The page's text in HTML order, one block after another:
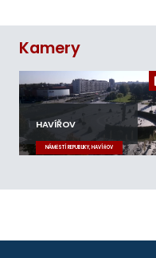
Kamery
HAVÍŘOV
NÁMĚSTÍ REPUBLIKY, HAVÍŘOV